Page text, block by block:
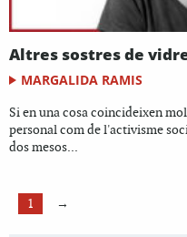
Altres sostres de
MARGALIDA RAMIS
Si en una cosa coincideixen
personal com de l'activisme
dos mesos...
1 →